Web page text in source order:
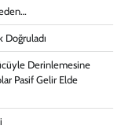
Doğruladı
Derinlemesine
Pasif Gelir Elde